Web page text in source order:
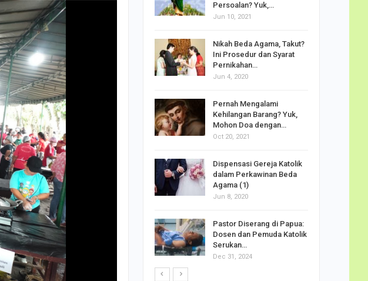
Mar 11, 2019
Paling Menginspirasi
Sepanjang Sejarah…
Mar 10, 2021
Belajar dari Beato Carlo
Acutis, Menjadi Kudus di
Usia Muda
Oct 16, 2020
Inilah Kekuatan Doa
Novena Tiga Salam Maria
May 11, 2023
Irene Umar Pecah Telor
sebagai Wamen
Perempuan Buddha…
Oct 21, 2024
Persoalan? Yuk,…
Jun 10, 2021
Nikah Beda Agama, Takut?
Ini Prosedur dan Syarat
Pernikahan…
Jun 4, 2020
Pernah Mengalami
Kehilangan Barang? Yuk,
Mohon Doa dengan…
Oct 20, 2021
Dispensasi Gereja Katolik
dalam Perkawinan Beda
Agama (1)
Jun 8, 2020
Pastor Diserang di Papua:
Dosen dan Pemuda Katolik
Serukan…
Dec 31, 2024